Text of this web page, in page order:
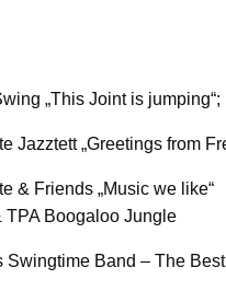
„This Joint is
Jazztett „Greetings from
& Friends „Music we like“
TPA Boogaloo Jungle
Swingtime Band – The